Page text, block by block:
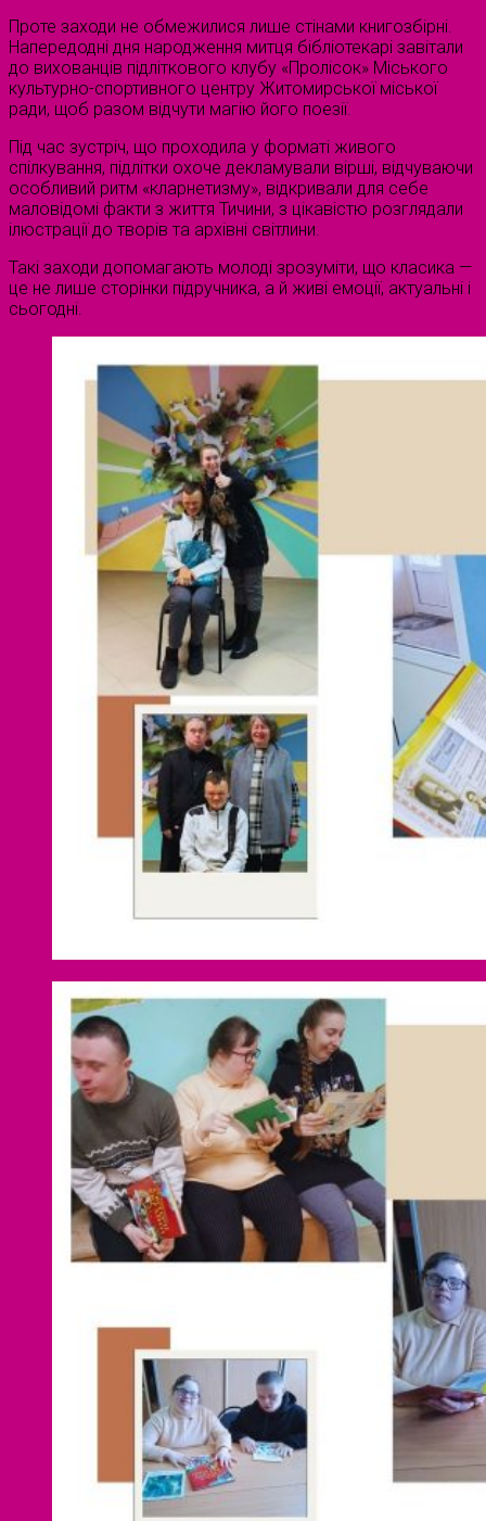
Проте заходи не обмежилися лише стінами книгозбірні.
Напередодні дня народження митця бібліотекарі завітали
до вихованців підліткового клубу «Пролісок» Міського
культурно-спортивного центру Житомирської міської
ради, щоб разом відчути магію його поезії.
Під час зустріч, що проходила у форматі живого
спілкування, підлітки охоче декламували вірші, відчуваючи
особливий ритм «кларнетизму», відкривали для себе
маловідомі факти з життя Тичини, з цікавістю розглядали
ілюстрації до творів та архівні світлини.
Такі заходи допомагають молоді зрозуміти, що класика —
це не лише сторінки підручника, а й живі емоції, актуальні і
сьогодні.